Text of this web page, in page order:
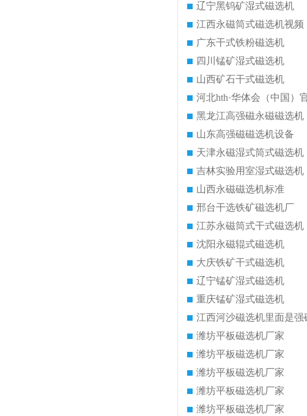
辽宁黑钨矿湿式磁选机
江西永磁筒式磁选机视频
广东干式铁粉磁选机
四川锰矿湿式磁选机
山西矿石干式磁选机
河北hth·华体会（中国）
黑龙江高强磁永磁磁选机
山东高强磁磁选机设备
天津永磁湿式筒式磁选机
吉林实验用室湿式磁选机
山西永磁磁选机标准
邢台干选铁矿磁选机厂
江苏永磁筒式干式磁选机
沈阳永磁辊式磁选机
大庆铁矿干式磁选机
辽宁锰矿湿式磁选机
重庆锰矿湿式磁选机
江西河沙磁选机里面是强
潍坊平板磁选机厂家
潍坊平板磁选机厂家
潍坊平板磁选机厂家
潍坊平板磁选机厂家
潍坊平板磁选机厂家